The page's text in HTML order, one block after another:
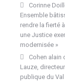
Corinne
Ensemble
rendre la fierté
une Justice
modernisée »
Cohen alain
Lauze,
publique du